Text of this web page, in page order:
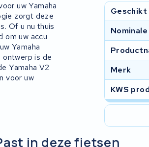
uw Yamaha
zorgt deze
Of u nu thuis
om uw accu
Yamaha
ontwerp is de
Yamaha V2
voor uw
Geschikt
Merk
KWS
in deze fietsen